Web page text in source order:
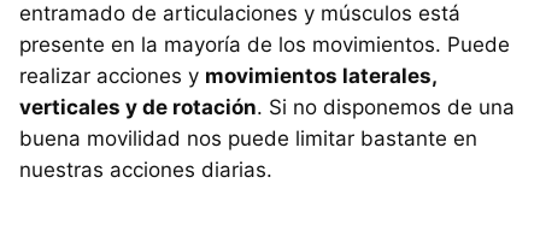
entramado de articulaciones y músculos está
presente en la mayoría de los movimientos. Puede
realizar acciones y movimientos laterales,
verticales y de rotación. Si no disponemos de una
buena movilidad nos puede limitar bastante en
nuestras acciones diarias.